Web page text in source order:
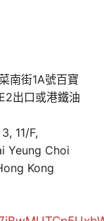
南街1A號百寶
出口或港鐵油
11/F,
Yeung Choi
Kong